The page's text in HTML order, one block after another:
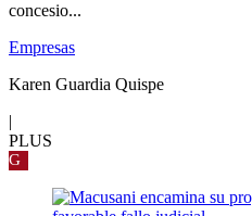
concesio...
Empresas
Karen Guardia Quispe
|
PLUS
G